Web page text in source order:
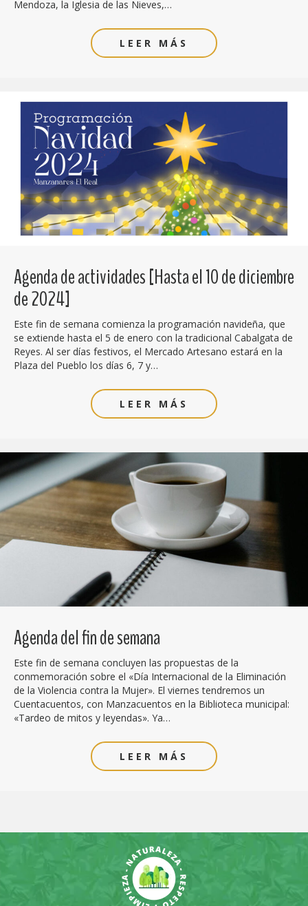
Mendoza, la Iglesia de las Nieves,…
LEER MÁS
Agenda de actividades [Hasta el 10 de diciembre
de 2024]
Este fin de semana comienza la programación navideña, que
se extiende hasta el 5 de enero con la tradicional Cabalgata de
Reyes. Al ser días festivos, el Mercado Artesano estará en la
Plaza del Pueblo los días 6, 7 y…
LEER MÁS
Agenda del fin de semana
Este fin de semana concluyen las propuestas de la
conmemoración sobre el «Día Internacional de la Eliminación
de la Violencia contra la Mujer». El viernes tendremos un
Cuentacuentos, con Manzacuentos en la Biblioteca municipal:
«Tardeo de mitos y leyendas». Ya…
LEER MÁS